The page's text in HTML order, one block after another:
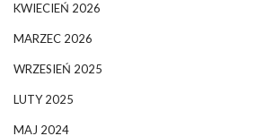
KWIECIEŃ 2026
MARZEC 2026
WRZESIEŃ 2025
LUTY 2025
MAJ 2024